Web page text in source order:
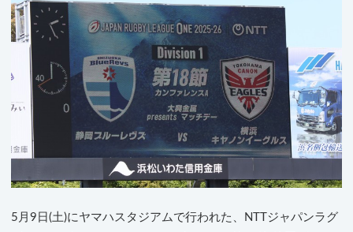
5月9日(土)にヤマハスタジアムで行われた、NTTジャパンラグ